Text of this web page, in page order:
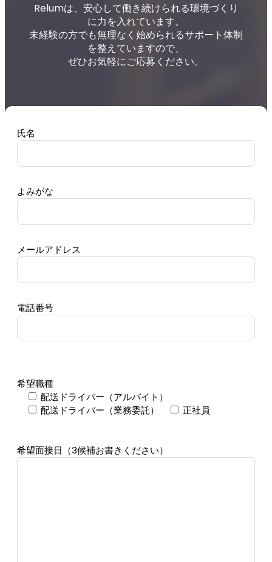
Relumは、安心して働き続けられる環境づくり
に力を入れています。
未経験の方でも無理なく始められるサポート体制
を整えていますので、
ぜひお気軽にご応募ください。
氏名
よみがな
メールアドレス
電話番号
希望職種
配送ドライバー（アルバイト）
配送ドライバー（業務委託）
正社員
希望面接日（3候補お書きください）